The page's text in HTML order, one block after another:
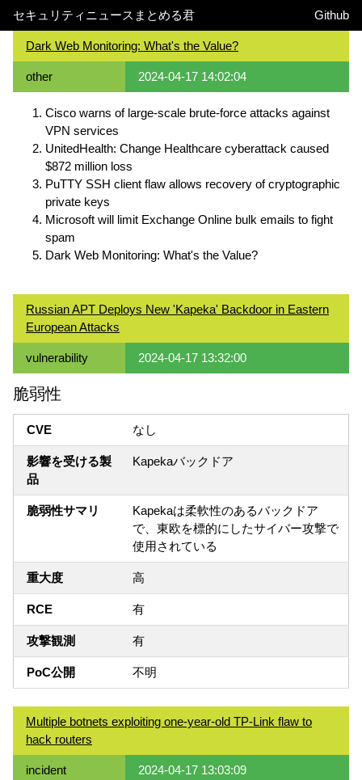
セキュリティニュースまとめる君 Github
Dark Web Monitoring: What's the Value?
other 2024-04-17 14:02:04
Cisco warns of large-scale brute-force attacks against
VPN services
UnitedHealth: Change Healthcare cyberattack caused
$872 million loss
PuTTY SSH client flaw allows recovery of cryptographic
private keys
Microsoft will limit Exchange Online bulk emails to fight
spam
Dark Web Monitoring: What's the Value?
Russian APT Deploys New 'Kapeka' Backdoor in Eastern
European Attacks
vulnerability 2024-04-17 13:32:00
脆弱性
CVE なし
影響を受ける製
品
Kapekaバックドア
脆弱性サマリ
Kapekaは柔軟性のあるバックドア
で、東欧を標的にしたサイバー攻撃で
使用されている
重大度 高
RCE 有
攻撃観測 有
PoC公開 不明
Multiple botnets exploiting one-year-old TP-Link flaw to
hack routers
incident 2024-04-17 13:03:09